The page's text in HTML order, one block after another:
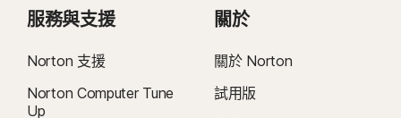
器上執行的 Windows)。
Game Optimizer 僅適用於配備 4 核心或更高處理器的 Windows (不包括處於
服務與支援
Norton 支援
Norton Computer Tune
Up
關於
關於 Norton
試用版